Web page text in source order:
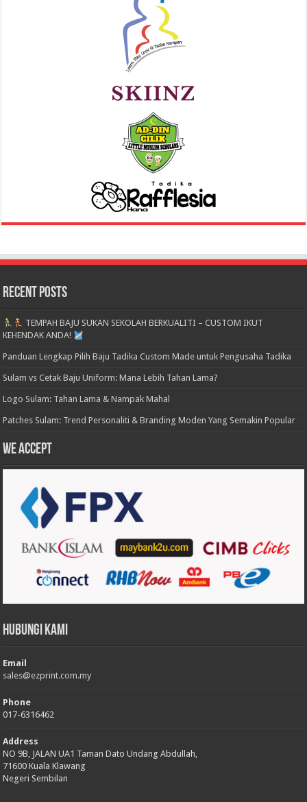
Recent Posts
TEMPAH BAJU SUKAN SEKOLAH BERKUALITI – CUSTOM IKUT
KEHENDAK ANDA!
Panduan Lengkap Pilih Baju Tadika Custom Made untuk Pengusaha Tadika
Sulam vs Cetak Baju Uniform: Mana Lebih Tahan Lama?
Logo Sulam: Tahan Lama & Nampak Mahal
Patches Sulam: Trend Personaliti & Branding Moden Yang Semakin Popular
We accept
Hubungi Kami
Email
sales@ezprint.com.my
Phone
017-6316462
Address
NO 9B, JALAN UA1 Taman Dato Undang Abdullah,
71600 Kuala Klawang
Negeri Sembilan